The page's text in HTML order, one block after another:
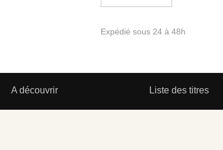
Expédié sous 24 à 48h
A découvrir Liste des titres